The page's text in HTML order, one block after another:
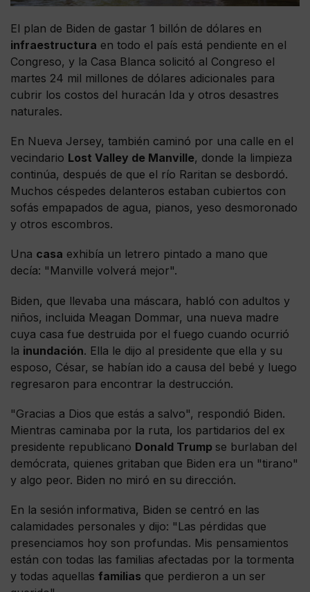
El plan de Biden de gastar 1 billón de dólares en
infraestructura en todo el país está pendiente en el
Congreso, y la Casa Blanca solicitó al Congreso el
martes 24 mil millones de dólares adicionales para
cubrir los costos del huracán Ida y otros desastres
naturales.
En Nueva Jersey, también caminó por una calle en el
vecindario Lost Valley de Manville, donde la limpieza
continúa, después de que el río Raritan se desbordó.
Muchos céspedes delanteros estaban cubiertos con
sofás empapados de agua, pianos, yeso desmoronado
y otros escombros.
Una casa exhibía un letrero pintado a mano que
decía: "Manville volverá mejor".
Biden, que llevaba una máscara, habló con adultos y
niños, incluida Meagan Dommar, una nueva madre
cuya casa fue destruida por el fuego cuando ocurrió
la inundación. Ella le dijo al presidente que ella y su
esposo, César, se habían ido a causa del bebé y luego
regresaron para encontrar la destrucción.
"Gracias a Dios que estás a salvo", respondió Biden.
Mientras caminaba por la ruta, los partidarios del ex
presidente republicano Donald Trump se burlaban del
demócrata, quienes gritaban que Biden era un "tirano"
y algo peor. Biden no miró en su dirección.
En la sesión informativa, Biden se centró en las
calamidades personales y dijo: "Las pérdidas que
presenciamos hoy son profundas. Mis pensamientos
están con todas las familias afectadas por la tormenta
y todas aquellas familias que perdieron a un ser